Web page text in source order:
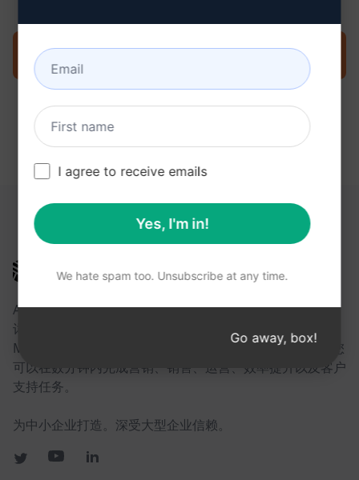
立即在 ChatGPT 上尝试提示
以下链接可能对您有所帮助
AIPRM
AIPRM 是一款提示词管理工具，也是一个社区驱动的提示
词库。借助面向 ChatGPT、Claude、Gemini、
Midjourney、GPT Image 等众多平台的即用型提示词，您
可以在数分钟内完成营销、销售、运营、效率提升以及客户
支持任务。
为中小企业打造。深受大型企业信赖。
I agree to receive emails
Yes, I'm in!
We hate spam too. Unsubscribe at any time.
Go away, box!